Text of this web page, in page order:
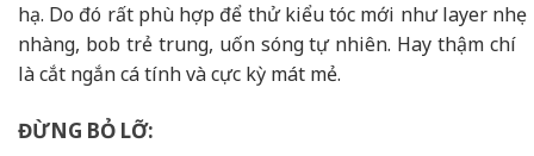
hạ. Do đó rất phù hợp để thử kiểu tóc mới như layer nhẹ
nhàng, bob trẻ trung, uốn sóng tự nhiên. Hay thậm chí
là cắt ngắn cá tính và cực kỳ mát mẻ.
ĐỪNG BỎ LỠ: